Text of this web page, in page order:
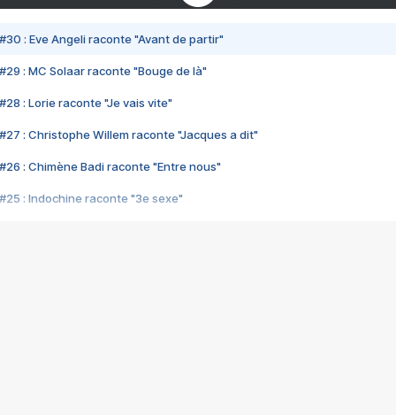
#30 : Eve Angeli raconte "Avant de partir"
#29 : MC Solaar raconte "Bouge de là"
#28 : Lorie raconte "Je vais vite"
#27 : Christophe Willem raconte "Jacques a dit"
#26 : Chimène Badi raconte "Entre nous"
#25 : Indochine raconte "3e sexe"